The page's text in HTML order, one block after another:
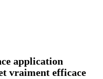
application
vraiment efficace